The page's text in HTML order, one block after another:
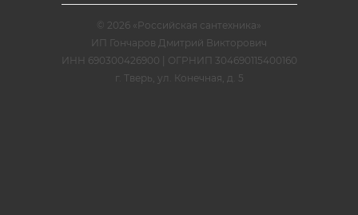
© 2026 «Российская сантехника»
ИП Гончаров Дмитрий Викторович
ИНН 690300426900 | ОГРНИП 304690115400160
г. Тверь, ул. Конечная, д. 5